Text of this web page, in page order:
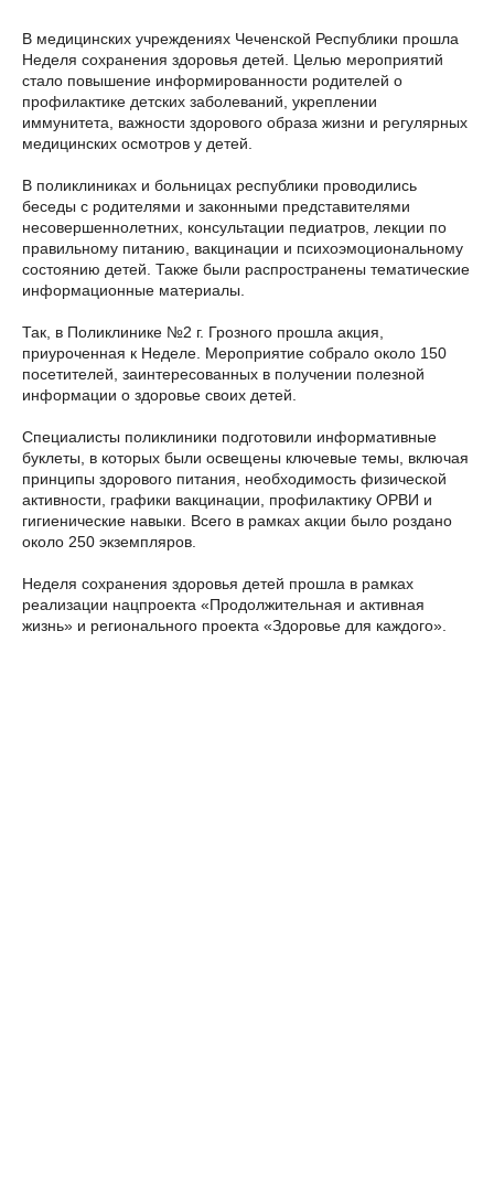
В медицинских учреждениях Чеченской Республики прошла
Неделя сохранения здоровья детей. Целью мероприятий
стало повышение информированности родителей о
профилактике детских заболеваний, укреплении
иммунитета, важности здорового образа жизни и регулярных
медицинских осмотров у детей.
В поликлиниках и больницах республики проводились
беседы с родителями и законными представителями
несовершеннолетних, консультации педиатров, лекции по
правильному питанию, вакцинации и психоэмоциональному
состоянию детей. Также были распространены тематические
информационные материалы.
Так, в Поликлинике №2 г. Грозного прошла акция,
приуроченная к Неделе. Мероприятие собрало около 150
посетителей, заинтересованных в получении полезной
информации о здоровье своих детей.
Специалисты поликлиники подготовили информативные
буклеты, в которых были освещены ключевые темы, включая
принципы здорового питания, необходимость физической
активности, графики вакцинации, профилактику ОРВИ и
гигиенические навыки. Всего в рамках акции было роздано
около 250 экземпляров.
Неделя сохранения здоровья детей прошла в рамках
реализации нацпроекта «Продолжительная и активная
жизнь» и регионального проекта «Здоровье для каждого».